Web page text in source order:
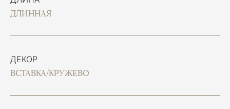
ДЛИННАЯ
ДЕКОР
ВСТАВКА/КРУЖЕВО